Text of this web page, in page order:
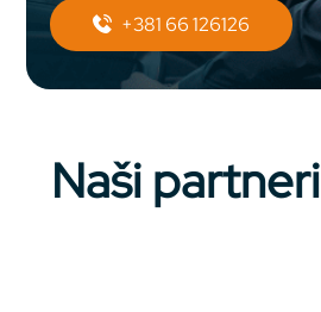
+381 66 126126
Naši partneri